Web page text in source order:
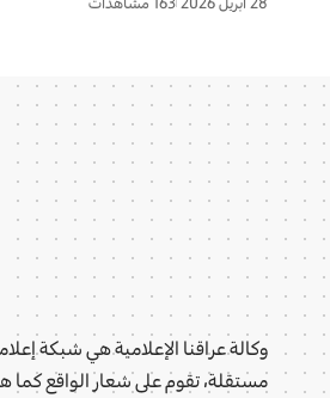
وكالة عراقنا الإعلامية هي شبكة
مستقلة، تقوم على شعار الواقع كما